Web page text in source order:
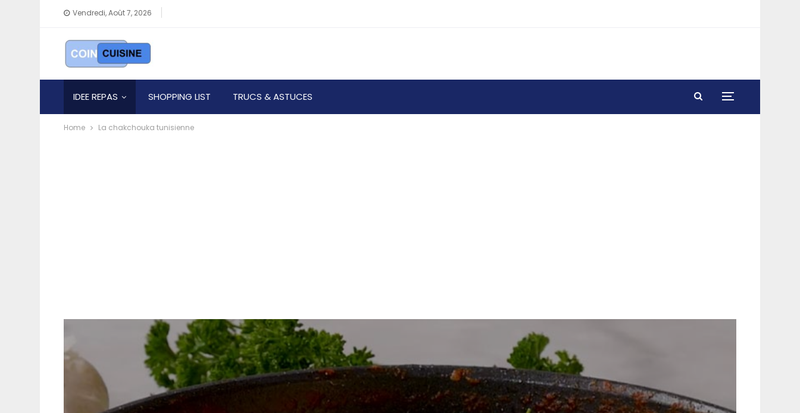
Vendredi, Août 7, 2026
IDEE REPAS SHOPPING LIST TRUCS & ASTUCES
Home La chakchouka tunisienne